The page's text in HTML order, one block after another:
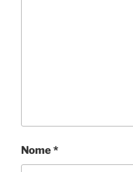
Nome*